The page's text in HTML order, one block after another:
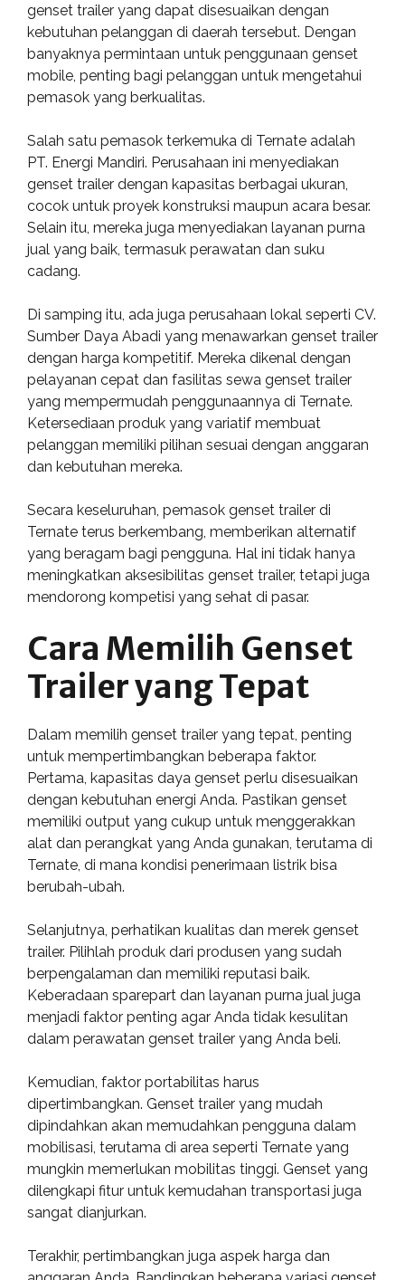
genset trailer yang dapat disesuaikan dengan
kebutuhan pelanggan di daerah tersebut. Dengan
banyaknya permintaan untuk penggunaan genset
mobile, penting bagi pelanggan untuk mengetahui
pemasok yang berkualitas.
Salah satu pemasok terkemuka di Ternate adalah
PT. Energi Mandiri. Perusahaan ini menyediakan
genset trailer dengan kapasitas berbagai ukuran,
cocok untuk proyek konstruksi maupun acara besar.
Selain itu, mereka juga menyediakan layanan purna
jual yang baik, termasuk perawatan dan suku
cadang.
Di samping itu, ada juga perusahaan lokal seperti CV.
Sumber Daya Abadi yang menawarkan genset trailer
dengan harga kompetitif. Mereka dikenal dengan
pelayanan cepat dan fasilitas sewa genset trailer
yang mempermudah penggunaannya di Ternate.
Ketersediaan produk yang variatif membuat
pelanggan memiliki pilihan sesuai dengan anggaran
dan kebutuhan mereka.
Secara keseluruhan, pemasok genset trailer di
Ternate terus berkembang, memberikan alternatif
yang beragam bagi pengguna. Hal ini tidak hanya
meningkatkan aksesibilitas genset trailer, tetapi juga
mendorong kompetisi yang sehat di pasar.
Cara Memilih Genset
Trailer yang Tepat
Dalam memilih genset trailer yang tepat, penting
untuk mempertimbangkan beberapa faktor.
Pertama, kapasitas daya genset perlu disesuaikan
dengan kebutuhan energi Anda. Pastikan genset
memiliki output yang cukup untuk menggerakkan
alat dan perangkat yang Anda gunakan, terutama di
Ternate, di mana kondisi penerimaan listrik bisa
berubah-ubah.
Selanjutnya, perhatikan kualitas dan merek genset
trailer. Pilihlah produk dari produsen yang sudah
berpengalaman dan memiliki reputasi baik.
Keberadaan sparepart dan layanan purna jual juga
menjadi faktor penting agar Anda tidak kesulitan
dalam perawatan genset trailer yang Anda beli.
Kemudian, faktor portabilitas harus
dipertimbangkan. Genset trailer yang mudah
dipindahkan akan memudahkan pengguna dalam
mobilisasi, terutama di area seperti Ternate yang
mungkin memerlukan mobilitas tinggi. Genset yang
dilengkapi fitur untuk kemudahan transportasi juga
sangat dianjurkan.
Terakhir, pertimbangkan juga aspek harga dan